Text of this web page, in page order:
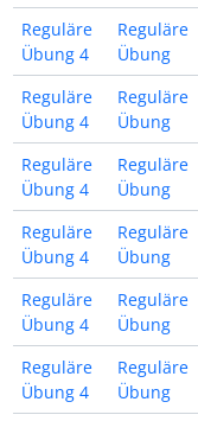
Reguläre
Übung 4
Reguläre
Übung
Reguläre
Übung 4
Reguläre
Übung
Reguläre
Übung 4
Reguläre
Übung
Reguläre
Übung 4
Reguläre
Übung
Reguläre
Übung 4
Reguläre
Übung
Reguläre
Übung 4
Reguläre
Übung